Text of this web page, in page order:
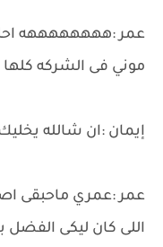
عمر :ههههههههه
موني فى الشركه كلها
إيمان :ان شالله
عمر :عمري ماحبقى
اللى كان ليكى